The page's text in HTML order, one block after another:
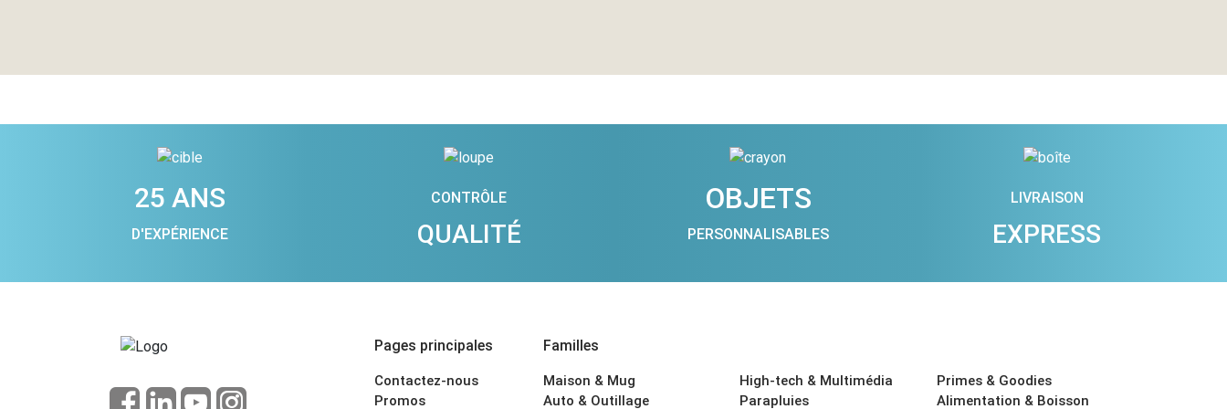
25 ANS
D'EXPÉRIENCE
CONTRÔLE
QUALITÉ
OBJETS
PERSONNALISABLES
LIVRAISON
EXPRESS
Pages principales
Contactez-nous
Promos
Familles
Maison & Mug
Auto & Outillage
High-tech & Multimédia
Parapluies
Primes & Goodies
Alimentation & Boisson